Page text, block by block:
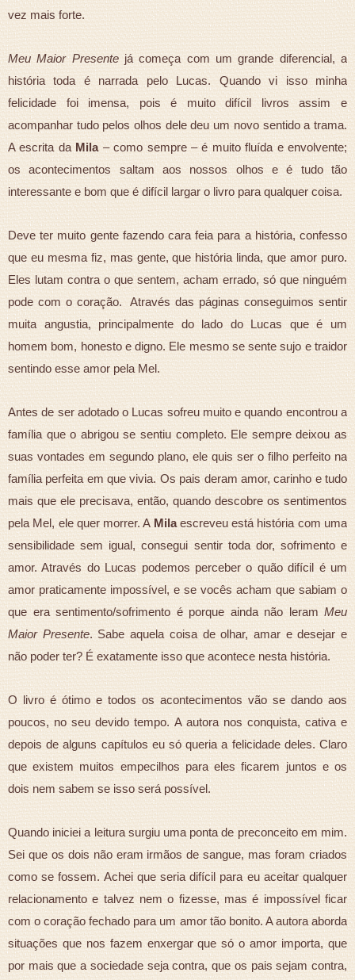
vez mais forte.
Meu Maior Presentejá começa com um grande diferencial, a
história toda é narrada pelo Lucas. Quando vi isso minha
felicidade foi imensa, pois é muito difícil livros assim e
acompanhar tudo pelos olhos dele deu um novo sentido a trama.
A escrita daMila– como sempre – é muito fluída e envolvente;
os acontecimentos saltam aos nossos olhos e é tudo tão
interessante e bom que é difícil largar o livro para qualquer coisa.
Deve ter muito gente fazendo cara feia para a história, confesso
que eu mesma fiz, mas gente, que história linda, que amor puro.
Eles lutam contra o que sentem, acham errado, só que ninguém
pode com o coração. Através das páginas conseguimos sentir
muita angustia, principalmente do lado do Lucas que é um
homem bom, honesto e digno. Ele mesmo se sente sujo e traidor
sentindo esse amor pela Mel.
Antes de ser adotado o Lucas sofreu muito e quando encontrou a
família que o abrigou se sentiu completo. Ele sempre deixou as
suas vontades em segundo plano, ele quis ser o filho perfeito na
família perfeita em que vivia. Os pais deram amor, carinho e tudo
mais que ele precisava, então, quando descobre os sentimentos
pela Mel, ele quer morrer. A Milaescreveu está história com uma
sensibilidade sem igual, consegui sentir toda dor, sofrimento e
amor. Através do Lucas podemos perceber o quão difícil é um
amor praticamente impossível, e se vocês acham que sabiam o
que era sentimento/sofrimento é porque ainda não leramMeu
Maior Presente. Sabe aquela coisa de olhar, amar e desejar e
não poder ter? É exatamente isso que acontece nesta história.
O livro é ótimo e todos os acontecimentos vão se dando aos
poucos, no seu devido tempo. A autora nos conquista, cativa e
depois de alguns capítulos eu só queria a felicidade deles. Claro
que existem muitos empecilhos para eles ficarem juntos e os
dois nem sabem se isso será possível.
Quando iniciei a leitura surgiu uma ponta de preconceito em mim.
Sei que os dois não eram irmãos de sangue, mas foram criados
como se fossem. Achei que seria difícil para eu aceitar qualquer
relacionamento e talvez nem o fizesse, mas é impossível ficar
com o coração fechado para um amor tão bonito. A autora aborda
situações que nos fazem enxergar que só o amor importa, que
por mais que a sociedade seja contra, que os pais sejam contra,